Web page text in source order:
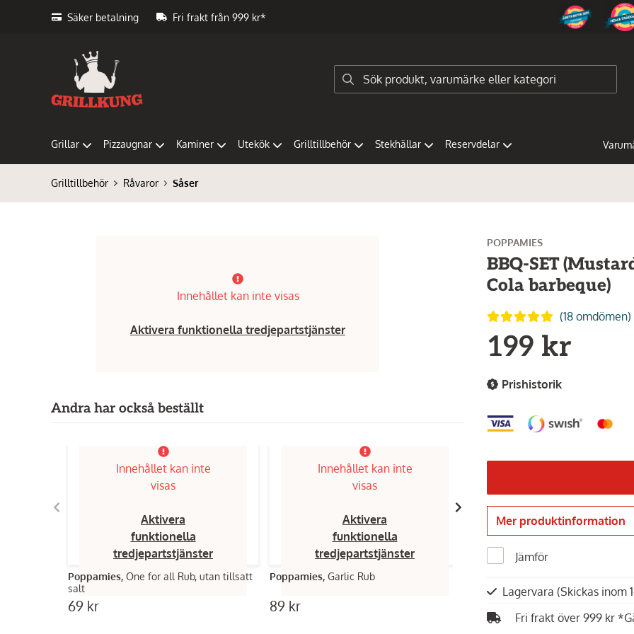
Säker betalning Fri frakt från 999 kr*
Grillar Pizzaugnar Kaminer Utekök Grilltillbehör Stekhällar Reservdelar
Grilltillbehör Råvaror Såser
Innehållet kan inte visas
Aktivera funktionella tredjepartstjänster
Andra har också beställt
Innehållet kan inte
visas
Aktivera
funktionella
tredjepartstjänster
Poppamies, One for all Rub, utan tillsatt
salt
69 kr
Innehållet kan inte
visas
Aktivera
funktionella
tredjepartstjänster
Poppamies, Garlic Rub
89 kr
Aktivera
funktionella
tredjepartstjänster
Poppamies,Burgers & Ribs Rub
POPPAMIES
BBQ-SET
Cola barbeque)
(18 omdömen)
199 kr
Prishistorik
Mer produktinformation
Jämför
Lagervara (Skickas inom
Fri frakt över 999 kr